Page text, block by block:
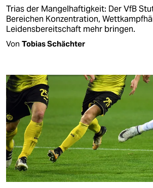
Trias der Mangelhaftigkeit: Der VfB
Bereichen Konzentration,
Leidensbereitschaft mehr bringen.
Von Tobias Schächter